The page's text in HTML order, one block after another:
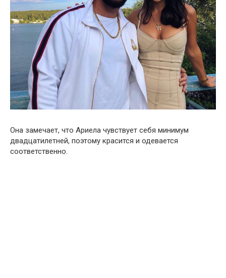
Она замечает, что Ариела чувствует себя минимум
двадцатилетней, поэтому красится и одевается
соответственно.